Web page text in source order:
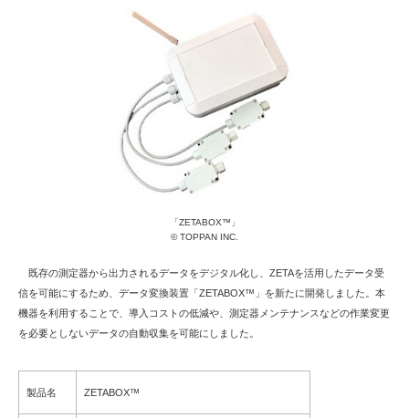
「ZETABOX™」
© TOPPAN INC.
既存の測定器から出力されるデータをデジタル化し、ZETAを活用したデータ受
信を可能にするため、データ変換装置「ZETABOX™」を新たに開発しました。本
機器を利用することで、導入コストの低減や、測定器メンテナンスなどの作業変更
を必要としないデータの自動収集を可能にしました。
製品名 ZETABOX™